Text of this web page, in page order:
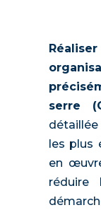
serre
les plus
en